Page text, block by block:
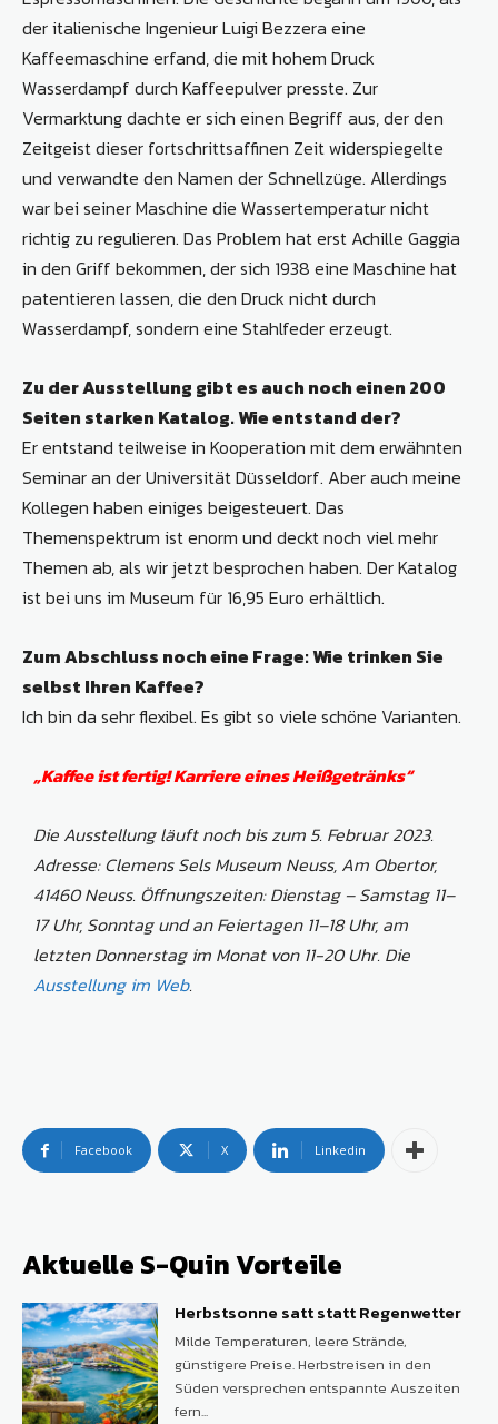
der italienische Ingenieur Luigi Bezzera eine
Kaffeemaschine erfand, die mit hohem Druck
Wasserdampf durch Kaffeepulver presste. Zur
Vermarktung dachte er sich einen Begriff aus, der den
Zeitgeist dieser fortschrittsaffinen Zeit widerspiegelte
und verwandte den Namen der Schnellzüge. Allerdings
war bei seiner Maschine die Wassertemperatur nicht
richtig zu regulieren. Das Problem hat erst Achille Gaggia
in den Griff bekommen, der sich 1938 eine Maschine hat
patentieren lassen, die den Druck nicht durch
Wasserdampf, sondern eine Stahlfeder erzeugt.
Zu der Ausstellung gibt es auch noch einen 200
Seiten starken Katalog. Wie entstand der?
Er entstand teilweise in Kooperation mit dem erwähnten
Seminar an der Universität Düsseldorf. Aber auch meine
Kollegen haben einiges beigesteuert. Das
Themenspektrum ist enorm und deckt noch viel mehr
Themen ab, als wir jetzt besprochen haben. Der Katalog
ist bei uns im Museum für 16,95 Euro erhältlich.
Zum Abschluss noch eine Frage: Wie trinken Sie
selbst Ihren Kaffee?
Ich bin da sehr flexibel. Es gibt so viele schöne Varianten.
„Kaffee ist fertig! Karriere eines Heißgetränks“
Die Ausstellung läuft noch bis zum 5. Februar 2023.
Adresse: Clemens Sels Museum Neuss, Am Obertor,
41460 Neuss. Öffnungszeiten: Dienstag – Samstag 11–
17 Uhr, Sonntag und an Feiertagen 11–18 Uhr, am
letzten Donnerstag im Monat von 11-20 Uhr. Die
Ausstellung im Web.
Facebook X Linkedin
Aktuelle S-Quin Vorteile
Herbstsonne satt statt Regenwetter
Milde Temperaturen, leere Strände,
günstigere Preise. Herbstreisen in den
Süden versprechen entspannte Auszeiten
fern...